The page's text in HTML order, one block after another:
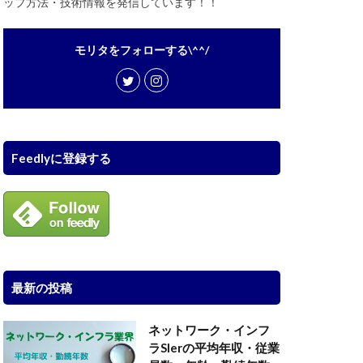
モリタをフォローする\^^/
Feedlyに登録する
最新の投稿
ネットワーク・インフ
ラSIerの平均年収・従業